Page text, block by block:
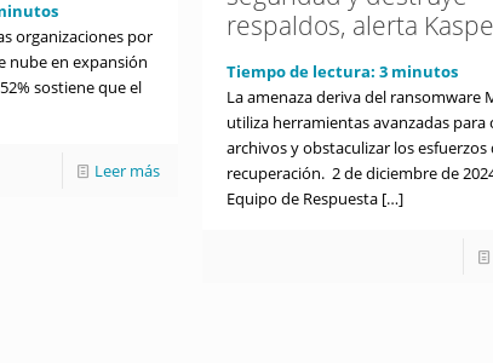
organizaciones por
nube en expansión
sostiene que el
Leer más
respaldos, alerta
Tiempo de lectura:3 minutos
La amenaza deriva del ransomware
utiliza herramientas avanzadas para
archivos y obstaculizar los esfuerzos
recuperación. 2 de diciembre de
Equipo de Respuesta […]